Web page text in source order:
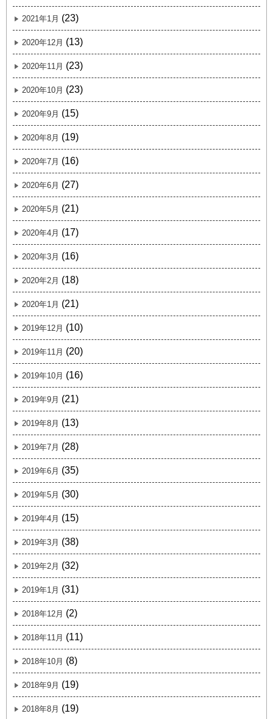
2021年1月 (23)
2020年12月 (13)
2020年11月 (23)
2020年10月 (23)
2020年9月 (15)
2020年8月 (19)
2020年7月 (16)
2020年6月 (27)
2020年5月 (21)
2020年4月 (17)
2020年3月 (16)
2020年2月 (18)
2020年1月 (21)
2019年12月 (10)
2019年11月 (20)
2019年10月 (16)
2019年9月 (21)
2019年8月 (13)
2019年7月 (28)
2019年6月 (35)
2019年5月 (30)
2019年4月 (15)
2019年3月 (38)
2019年2月 (32)
2019年1月 (31)
2018年12月 (2)
2018年11月 (11)
2018年10月 (8)
2018年9月 (19)
2018年8月 (19)